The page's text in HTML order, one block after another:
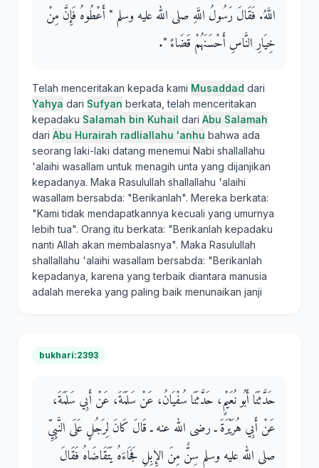
اللَّهُ‏.‏ فَقَالَ رَسُولُ اللَّهِ صلى الله عليه وسلم ‏"‏ أَعْطُوهُ فَإِنَّ مِنْ
خِيَارِ النَّاسِ أَحْسَنَهُمْ قَضَاءً ‏"‏‏.‏
Telah menceritakan kepada kami Musaddad dari
Yahya dari Sufyan berkata, telah menceritakan
kepadaku Salamah bin Kuhail dari Abu Salamah
dari Abu Hurairah radliallahu 'anhu bahwa ada
seorang laki-laki datang menemui Nabi shallallahu
'alaihi wasallam untuk menagih unta yang dijanjikan
kepadanya. Maka Rasulullah shallallahu 'alaihi
wasallam bersabda: "Berikanlah". Mereka berkata:
"Kami tidak mendapatkannya kecuali yang umurnya
lebih tua". Orang itu berkata: "Berikanlah kepadaku
nanti Allah akan membalasnya". Maka Rasulullah
shallallahu 'alaihi wasallam bersabda: "Berikanlah
kepadanya, karena yang terbaik diantara manusia
adalah mereka yang paling baik menunaikan janji
bukhari:2393
حَدَّثَنَا أَبُو نُعَيْمٍ، حَدَّثَنَا سُفْيَانُ، عَنْ سَلَمَةَ، عَنْ أَبِي سَلَمَةَ،
عَنْ أَبِي هُرَيْرَةَ ـ رضى الله عنه ـ قَالَ كَانَ لِرَجُلٍ عَلَى النَّبِيِّ
صلى الله عليه وسلم سِنٌّ مِنَ الإِبِلِ فَجَاءَهُ يَتَقَاضَاهُ فَقَالَ